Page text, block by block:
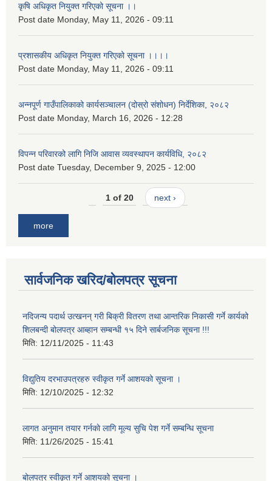
कृषि अधिकृत नियुक्त गरिएको सूचना ।।
Post date Monday, May 11, 2026 - 09:11
प्रशासकीय अधिकृत नियुक्त गरिएको सूचना ।।।।
Post date Monday, May 11, 2026 - 09:11
अन्नपूर्ण गाउँपालिकाको कार्यसञ्चालन (दोस्रो संशोधन) निर्देशिका, २०८२
Post date Monday, March 16, 2026 - 12:28
विपन्न परिवारको लागि निजि आवास व्यवस्थापन कार्यविधि, २०८२
Post date Tuesday, December 9, 2025 - 12:00
1 of 20 next ›
more
सार्वजनिक खरिद/बोलपत्र सूचना
नदिजन्य पदार्थ उत्खनन् गरी बिक्री वितरण तथा आन्तरिक निकासी गर्ने कार्यको
शिलबन्दी बोलपत्र आब्हान सम्बन्धी १५ दिने सार्बजनिक सूचना !!!
मिति: 12/11/2025 - 11:43
विद्युतिय दरभाउपत्रहरु स्वीकृत गर्ने आशयको सूचना ।
मिति: 12/10/2025 - 12:32
लागत अनुमान तयार गर्नकाे लागि मूल्य सुचि पेश गर्ने सम्बन्धि सूचना
मिति: 11/26/2025 - 15:41
बोलपत्र स्वीकृत गर्ने आशयको सूचना ।